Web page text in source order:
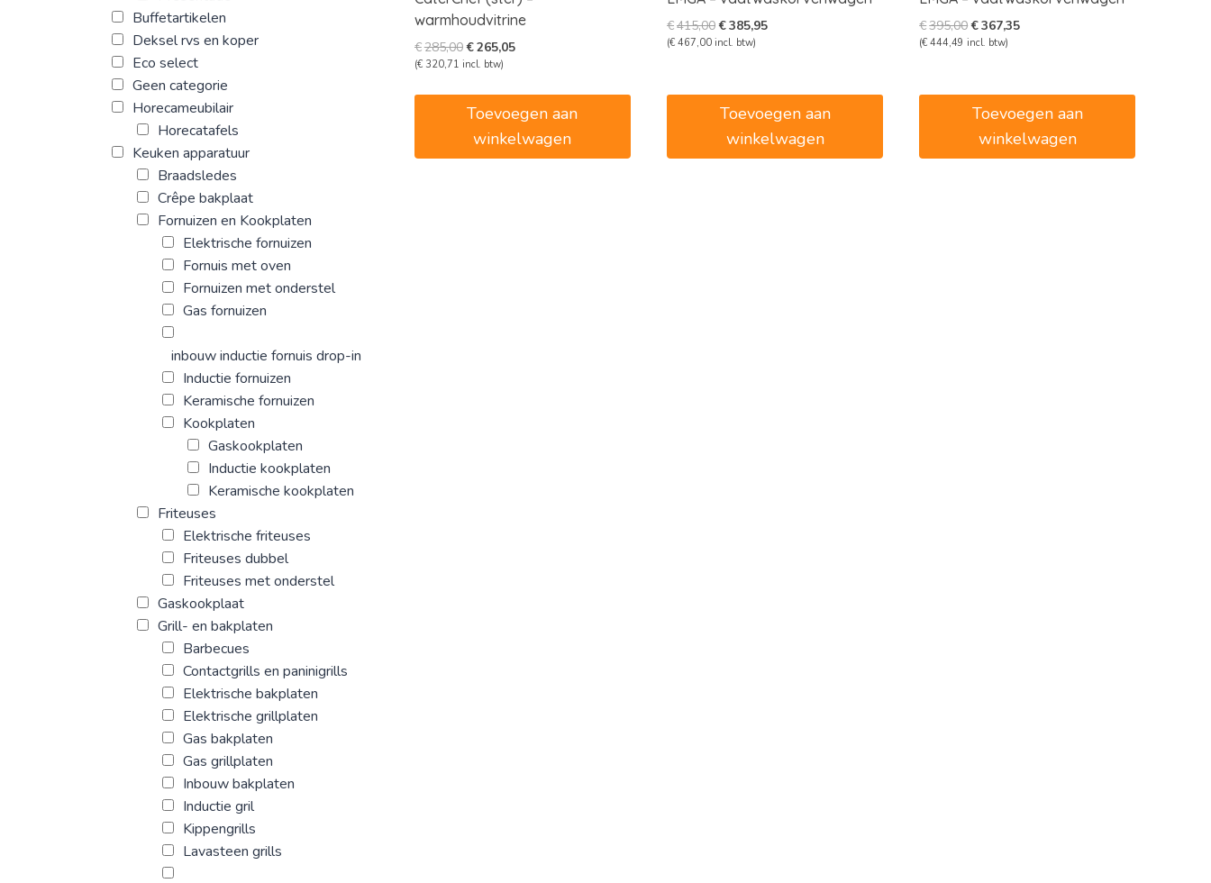
warmhoudvitrine
€285,00Oorspronkelijke
prijs
€285,00.
€265,05Huidige
(€ 320,71 incl. btw)
Toevoegen aan
winkelwagen
€415,00Oorspronkelijke
prijs
€385,95Huidige
(€ 467,00 incl. btw)
Toevoegen aan
winkelwagen
€395,00Oorspronkelijke
prijs
€367,35Huidige
(€ 444,49 incl. btw)
Toevoegen aan
winkelwagen
Buffetartikelen
Deksel rvs en koper
Eco select
Geen categorie
Horecameubilair
Horecatafels
Keuken apparatuur
Braadsledes
Crêpe bakplaat
Fornuizen en Kookplaten
Elektrische fornuizen
Fornuis met oven
Fornuizen met onderstel
Gas fornuizen
inbouw inductie fornuis drop-in
Inductie fornuizen
Keramische fornuizen
Kookplaten
Gaskookplaten
Inductie kookplaten
Keramische kookplaten
Friteuses
Elektrische friteuses
Friteuses dubbel
Friteuses met onderstel
Gaskookplaat
Grill- en bakplaten
Barbecues
Contactgrills en paninigrills
Elektrische bakplaten
Elektrische grillplaten
Gas bakplaten
Gas grillplaten
Inbouw bakplaten
Inductie gril
Kippengrills
Lavasteen grills